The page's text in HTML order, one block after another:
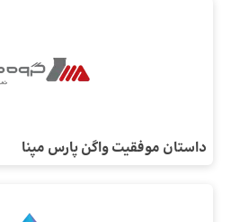
داستان موفقیت واگن پارس مپنا